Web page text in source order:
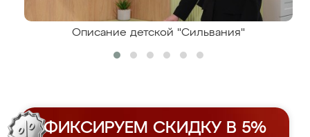
Описание детской "Сильвания"
ФИКСИРУЕМ СКИДКУ В 5%